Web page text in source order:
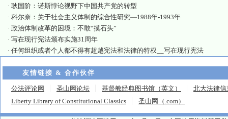
· 耿国阶：诺斯悖论视野下中国共产党的转型
· 科尔奈：关于社会主义体制的综合性研究—1988年-1993年
· 政治体制改革的困境：不敢“摸石头”
· 写在现行宪法颁布实施31周年
· 任何组织或者个人都不得有超越宪法和法律的特权__写在现行宪法
友情链接 & 合作伙伴
公法评论网 圣山网论坛 基督教经典图书馆（英文）
北大法律信
Liberty Library of Constitutional Classics
圣山网（.com）